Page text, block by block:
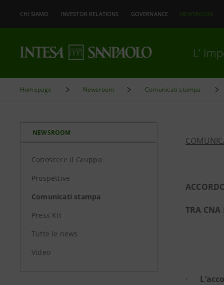
CHI SIAMO INVESTOR RELATIONS GOVERNANCE NEWSROOM
L’
Homepage Newsroom Comunicati stampa
NEWSROOM
Conoscere il Gruppo
Prospettive
Comunicati stampa
Press Kit
Tutte le news
Video
TRA CNA
·